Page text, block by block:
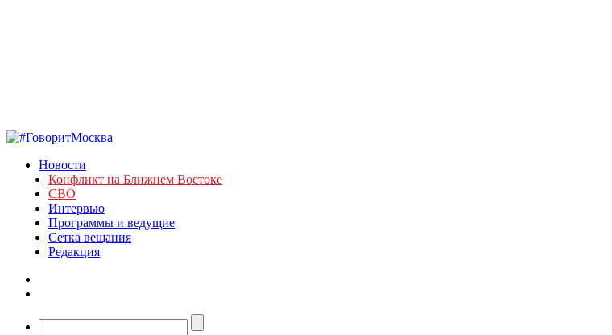
Новости
Конфликт на Ближнем Востоке
СВО
Интервью
Программы и ведущие
Сетка вещания
Редакция